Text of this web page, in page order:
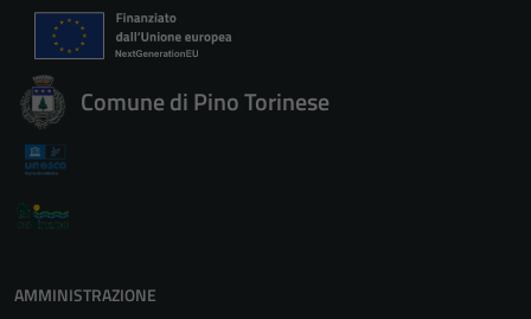
Comune di Pino Torinese
AMMINISTRAZIONE